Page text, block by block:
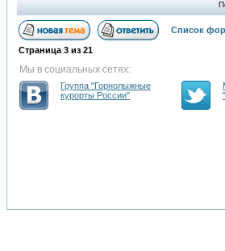
Список
Страница 3 из 21
Мы в социальных сетях:
Группа "Горнолыжные
курорты России"